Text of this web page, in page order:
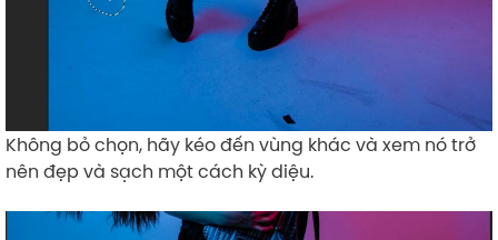
Không bỏ chọn, hãy kéo đến vùng khác và xem nó trở
nên đẹp và sạch một cách kỳ diệu.